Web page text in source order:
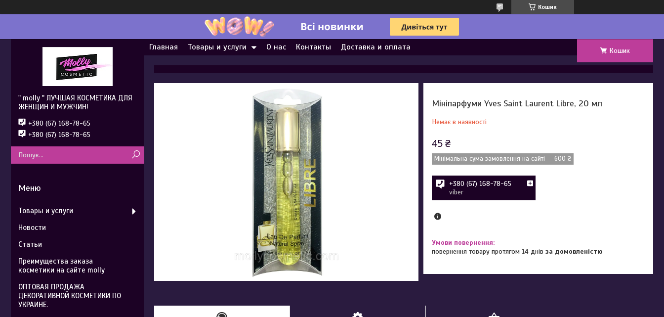
Кошик
Главная Товары и услуги О нас Контакты Доставка и оплата Кошик
Мініпарфуми Yves Saint Laurent Libre, 20 мл
Немає в наявності
45 ₴
Мінімальна сума замовлення на сайті — 600 ₴
+380 (67) 168-78-65
viber
повернення товару протягом 14 днівза домовленістю
" molly " ЛУЧШАЯ КОСМЕТИКА ДЛЯ
ЖЕНЩИН И МУЖЧИН!
+380 (67) 168-78-65
+380 (67) 168-78-65
Товары и услуги
Новости
Статьи
Преимущества заказа
косметики на сайте molly
ОПТОВАЯ ПРОДАЖА
ДЕКОРАТИВНОЙ КОСМЕТИКИ ПО
УКРАИНЕ.